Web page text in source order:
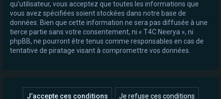
qu’utilisateur, vous acceptez que toutes les informations que
vous avez spécifiées soient stockées dans notre base de
données. Bien que cette information ne sera pas diffusée à une
tierce partie sans votre consentement, ni « T4C Neerya », ni
phpBB, ne pourront être tenus comme responsables en cas de
tentative de piratage visant à compromettre vos données.